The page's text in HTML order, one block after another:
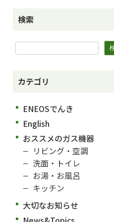
検索
カテゴリ
ENEOSでんき
English
おススメのガス機器
リビング・空調
洗面・トイレ
お湯・お風呂
キッチン
大切なお知らせ